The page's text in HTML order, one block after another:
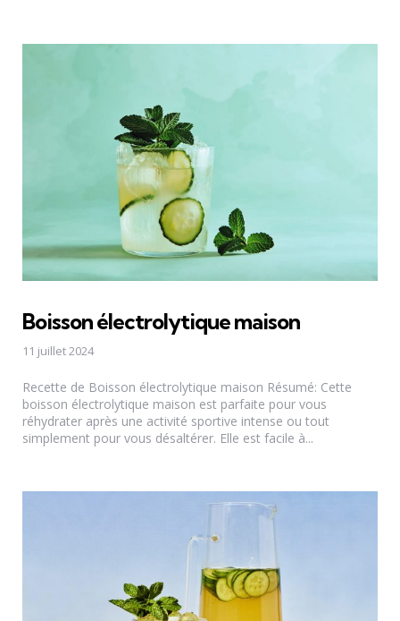
Boisson électrolytique maison
11 juillet 2024
Recette de Boisson électrolytique maison Résumé: Cette
boisson électrolytique maison est parfaite pour vous
réhydrater après une activité sportive intense ou tout
simplement pour vous désaltérer. Elle est facile à...